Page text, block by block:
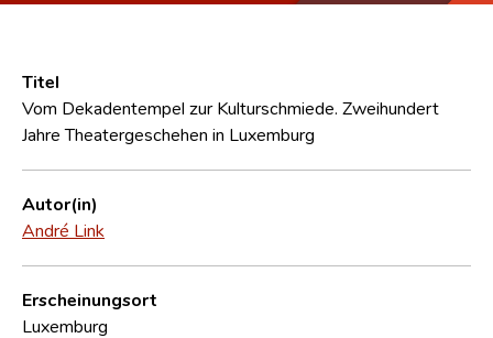
Forschungsgruppe
Kontakt
Titel
Vom Dekadentempel zur Kulturschmiede. Zweihundert
Jahre Theatergeschehen in Luxemburg
Autor(in)
André Link
Erscheinungsort
Luxemburg